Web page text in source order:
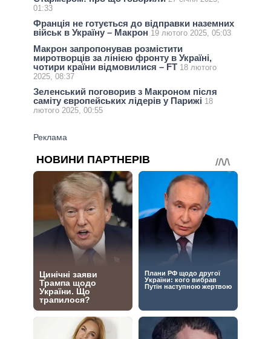
01:33
Франція не готується до відправки наземних
військ в Україну – Макрон 19 лютого 2025, 05:03
Макрон запропонував розмістити
миротворців за лінією фронту в Україні,
чотири країни відмовилися – FT 18 лютого
2025, 08:37
Зеленський поговорив з Макроном після
саміту європейських лідерів у Парижі 18
лютого 2025, 00:55